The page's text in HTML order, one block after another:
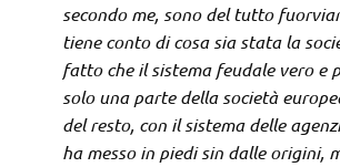
secondo me, sono del tutto
tiene conto di cosa sia stata la
fatto che il sistema feudale vero e
solo una parte della società
del resto, con il sistema delle
ha messo in piedi sin dalle origini,